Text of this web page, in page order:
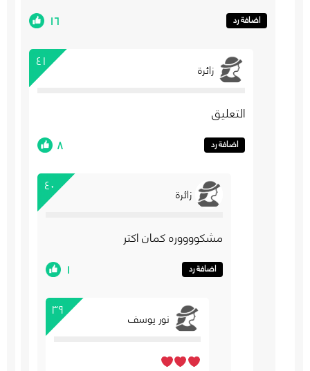
اضافة رد ١٦
٤١ زائرة
التعليق
اضافة رد ٨
٤٠ زائرة
مشكووووره كمان اكتر
اضافة رد ١
٣٩ نور يوسف